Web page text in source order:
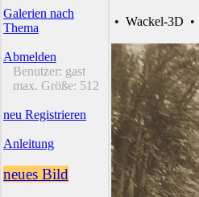
Galerien nach
Thema
Abmelden
Benutzer: gast
max. Größe: 512
neu Registrieren
Anleitung
neues Bild
• Wackel-3D •